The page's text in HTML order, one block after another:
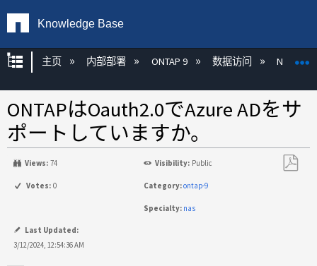
Knowledge Base
扩展/隐缩全局层次
主页 内部部署 ONTAP 9 数据访问 NAS
ONTAPはOauth2.0でAzure ADをサ
ポートしていますか。
Views: 74 Visibility: Public
Votes: 0 Category:ontap-9
Specialty: nas
Last Updated:
3/12/2024, 12:54:36 AM